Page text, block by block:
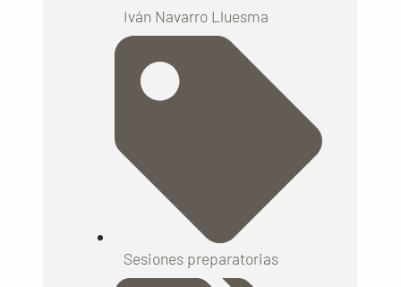
Iván Navarro Lluesma
Sesiones preparatorias